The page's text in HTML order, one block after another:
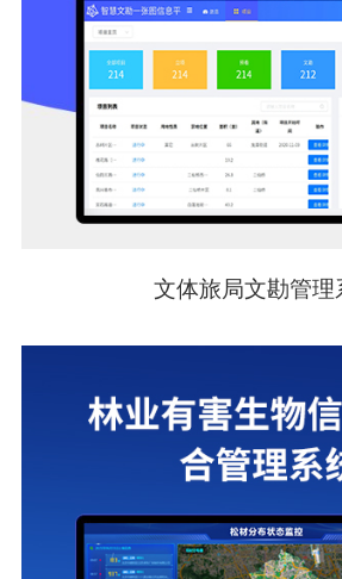
文体旅局文勘管理